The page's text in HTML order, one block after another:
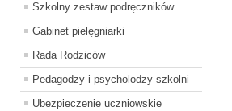
Szkolny zestaw podręczników
Gabinet pielęgniarki
Rada Rodziców
Pedagodzy i psycholodzy szkolni
Ubezpieczenie uczniowskie